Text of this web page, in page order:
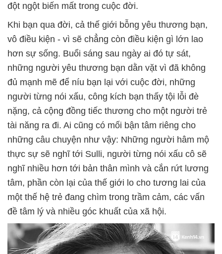
đột ngột biến mất trong cuộc đời.
Khi bạn qua đời, cả thế giới bỗng yêu thương bạn,
vô điều kiện - vì sẽ chẳng còn điều kiện gì lớn lao
hơn sự sống. Buổi sáng sau ngày ai đó tự sát,
những người yêu thương bạn dằn vặt vì đã không
đủ mạnh mẽ để níu bạn lại với cuộc đời, những
người từng nói xấu, công kích bạn thấy tội lỗi đè
nặng, cả cộng đồng tiếc thương cho một người trẻ
tài năng ra đi. Ai cũng có mối bận tâm riêng cho
những câu chuyện như vậy: Những người hâm mộ
thực sự sẽ nghĩ tới Sulli, người từng nói xấu cô sẽ
nghĩ nhiều hơn tới bản thân mình và cắn rứt lương
tâm, phần còn lại của thế giới lo cho tương lai của
một thế hệ trẻ đang chìm trong trầm cảm, các vấn
đề tâm lý và nhiều góc khuất của xã hội.